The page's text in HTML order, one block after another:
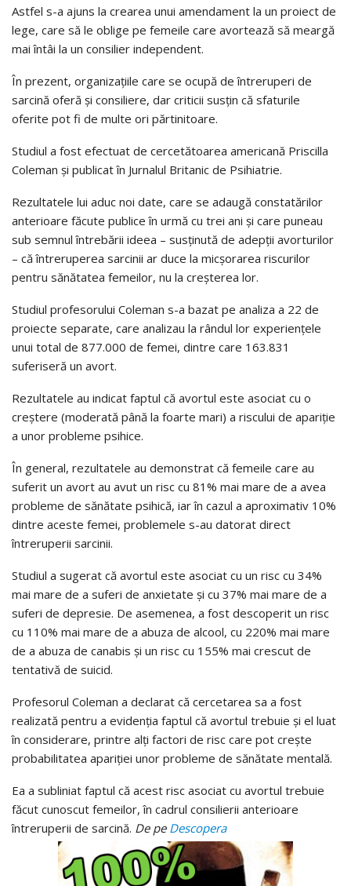
Astfel s-a ajuns la crearea unui amendament la un proiect de
lege, care să le oblige pe femeile care avortează să meargă
mai întâi la un consilier independent.
În prezent, organizaţiile care se ocupă de întreruperi de
sarcină oferă şi consiliere, dar criticii susţin că sfaturile
oferite pot fi de multe ori părtinitoare.
Studiul a fost efectuat de cercetătoarea americană Priscilla
Coleman şi publicat în Jurnalul Britanic de Psihiatrie.
Rezultatele lui aduc noi date, care se adaugă constatărilor
anterioare făcute publice în urmă cu trei ani şi care puneau
sub semnul întrebării ideea – susţinută de adepţii avorturilor
– că întreruperea sarcinii ar duce la micşorarea riscurilor
pentru sănătatea femeilor, nu la creşterea lor.
Studiul profesorului Coleman s-a bazat pe analiza a 22 de
proiecte separate, care analizau la rândul lor experienţele
unui total de 877.000 de femei, dintre care 163.831
suferiseră un avort.
Rezultatele au indicat faptul că avortul este asociat cu o
creştere (moderată până la foarte mari) a riscului de apariţie
a unor probleme psihice.
În general, rezultatele au demonstrat că femeile care au
suferit un avort au avut un risc cu 81% mai mare de a avea
probleme de sănătate psihică, iar în cazul a aproximativ 10%
dintre aceste femei, problemele s-au datorat direct
întreruperii sarcinii.
Studiul a sugerat că avortul este asociat cu un risc cu 34%
mai mare de a suferi de anxietate şi cu 37% mai mare de a
suferi de depresie. De asemenea, a fost descoperit un risc
cu 110% mai mare de a abuza de alcool, cu 220% mai mare
de a abuza de canabis şi un risc cu 155% mai crescut de
tentativă de suicid.
Profesorul Coleman a declarat că cercetarea sa a fost
realizată pentru a evidenţia faptul că avortul trebuie şi el luat
în considerare, printre alţi factori de risc care pot creşte
probabilitatea apariţiei unor probleme de sănătate mentală.
Ea a subliniat faptul că acest risc asociat cu avortul trebuie
făcut cunoscut femeilor, în cadrul consilierii anterioare
întreruperii de sarcină. De pe Descopera